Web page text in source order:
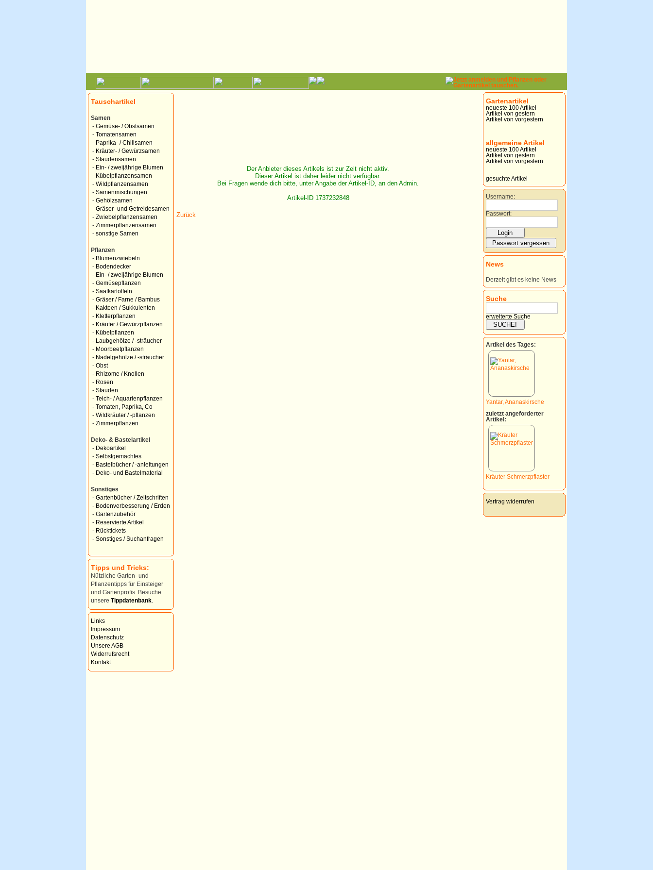
Tauschartikel
Samen
- Gemüse- / Obstsamen
- Tomatensamen
- Paprika- / Chilisamen
- Kräuter- / Gewürzsamen
- Staudensamen
- Ein- / zweijährige Blumen
- Kübelpflanzensamen
- Wildpflanzensamen
- Samenmischungen
- Gehölzsamen
- Gräser- und Getreidesamen
- Zwiebelpflanzensamen
- Zimmerpflanzensamen
- sonstige Samen
Pflanzen
- Blumenzwiebeln
- Bodendecker
- Ein- / zweijährige Blumen
- Gemüsepflanzen
- Saatkartoffeln
- Gräser / Farne / Bambus
- Kakteen / Sukkulenten
- Kletterpflanzen
- Kräuter / Gewürzpflanzen
- Kübelpflanzen
-
Laubgehölze / -sträucher
- Moorbeetpflanzen
- Nadelgehölze / -sträucher
- Obst
- Rhizome / Knollen
- Rosen
- Stauden
- Teich- / Aquarienpflanzen
- Tomaten, Paprika, Co
- Wildkräuter / -pflanzen
- Zimmerpflanzen
Deko- & Bastelartikel
- Dekoartikel
- Selbstgemachtes
- Bastelbücher / -anleitungen
- Deko- und Bastelmaterial
Sonstiges
- Gartenbücher / Zeitschriften
- Bodenverbesserung / Erden
- Gartenzubehör
- Reservierte Artikel
- Rücktickets
- Sonstiges / Suchanfragen
Tipps und Tricks:
Nützliche Garten- und
Pflanzentipps für Einsteiger
und Gartenprofis. Besuche
unsere Tippdatenbank
Links
Impressum
Datenschutz
Unsere AGB
Widerrufsrecht
Kontakt
Der Anbieter dieses Artikels ist zur Zeit nicht aktiv.
Dieser Artikel ist daher leider nicht verfügbar.
Bei Fragen wende dich bitte, unter Angabe der Artikel-ID, an den Admin.
Artikel-ID 1737232848
Zurück
Gartenartikel
neueste 100 Artikel
Artikel von gestern
Artikel von vorgestern
allgemeine Artikel
neueste 100 Artikel
Artikel von gestern
Artikel von vorgestern
gesuchte Artikel
Username:
Passwort:
News
Derzeit gibt es keine News
Suche
erweiterte Suche
Artikel des Tages:
Yantar, Ananaskirsche
zuletzt angeforderter
Artikel:
Kräuter Schmerzpflaster
Vertrag widerrufen